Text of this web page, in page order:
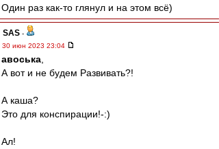
Один раз как-то глянул и на этом всё)
SAS -
30 июн 2023 23:04
авоська
А вот и не будем Развивать?!
А каша?
Это для конспирации!-:)
Ал!